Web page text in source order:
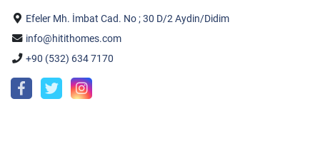
Efeler Mh. İmbat Cad. No ; 30 D/2 Aydin/Didim
info@hitithomes.com
+90 (532) 634 7170